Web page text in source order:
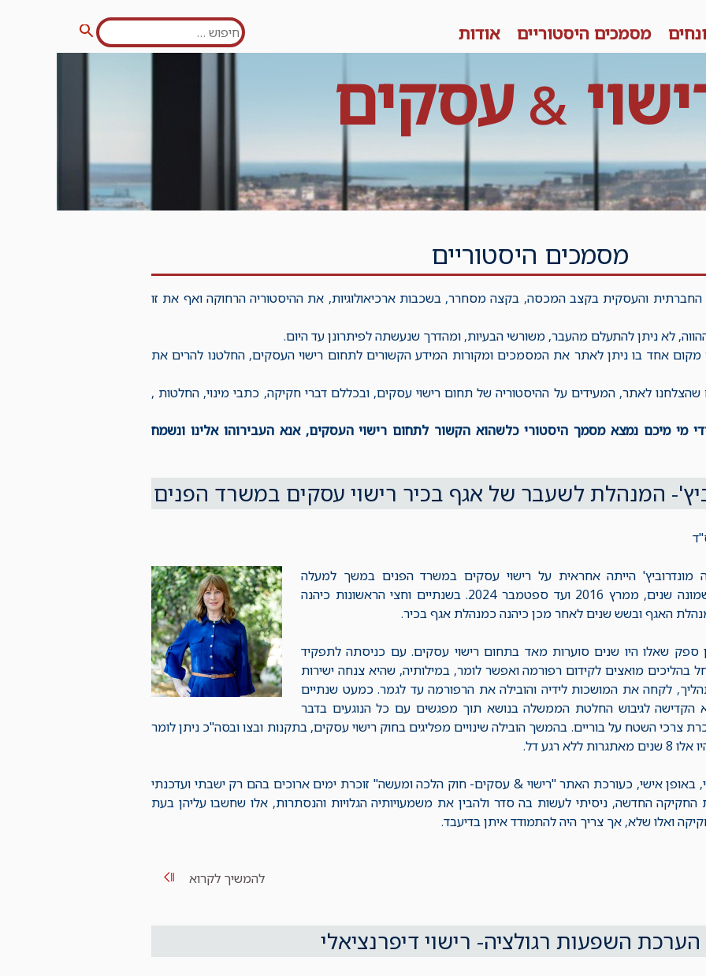
חפש:
חיפוש מסמכים היסטוריים אודות
&עסקים
מסמכים היסטוריים
והעסקית בקצב המכסה, בקצה מסחרר, בשכבות ארכיאולוגיות, את ההיסטוריה הרחוקה ואף את זו
לא ניתן להתעלם מהעבר, משורשי הבעיות, ומהדרך שנעשתה לפיתרונן עד היום.
מקום אחד בו ניתן לאתר את המסמכים ומקורות המידע הקשורים לתחום רישוי העסקים, החלטנו להרים את
לאתר, המעידים על ההיסטוריה של תחום רישוי עסקים, ובכללם דברי חקיקה, כתבי מינוי, החלטות ,
מי מיכם נמצא מסמך היסטורי כלשהוא הקשור לתחום רישוי העסקים, אנא העבירוהו אלינו ונשמח
המנהלת לשעבר של אגף בכיר רישוי עסקים במשרד הפנים
מונדרוביץ' הייתה אחראית על רישוי עסקים במשרד הפנים במשך למעלה
משמונה שנים, ממרץ 2016 ועד ספטמבר 2024. בשנתיים וחצי הראשונות כיהנה
האגף ובשש שנים לאחר מכן כיהנה כמנהלת אגף בכיר.
ספק שאלו היו שנים סוערות מאד בתחום רישוי עסקים. עם כניסתה לתפקיד
בהליכים מואצים לקידום רפורמה ואפשר לומר, במילותיה, שהיא צנחה ישירות
לקחה את המושכות לידיה והובילה את הרפורמה עד לגמר. כמעט שנתיים
הקדישה לגיבוש החלטת הממשלה בנושא תוך מפגשים עם כל הנוגעים בדבר
צרכי השטח על בוריים. בהמשך הובילה שינויים מפליגים בחוק רישוי עסקים, בתקנות ובצו ובסה"כ ניתן לומר
מאתגרות ללא רגע דל.
באופן אישי, כעורכת האתר "רישוי & עסקים- חוק הלכה ומעשה" זוכרת ימים ארוכים בהם רק ישבתי ועדכנתי
החקיקה החדשה, ניסיתי לעשות בה סדר ולהבין את משמעויותיה הגלויות והנסתרות, אלו שחשבו עליהן בעת
ואלו שלא, אך צריך היה להתמודד איתן בדיעבד.
להמשיך לקרוא
השפעות רגולציה- רישוי דיפרנציאלי